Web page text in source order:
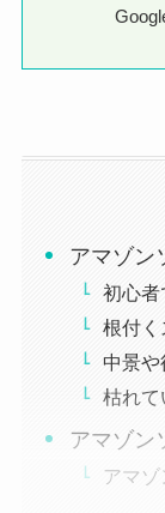
アマゾン
初心
根付
中景や
枯れて
アマゾン
アマ